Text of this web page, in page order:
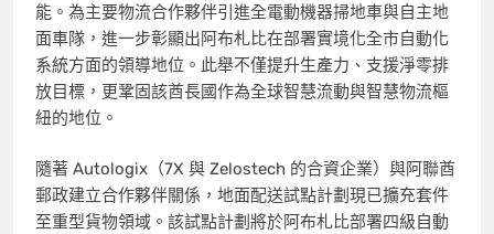
能。為主要物流合作夥伴引進全電動機器掃地車與自主地
面車隊，進一步彰顯出阿布札比在部署實境化全市自動化
系統方面的領導地位。此舉不僅提升生產力、支援淨零排
放目標，更鞏固該酋長國作為全球智慧流動與智慧物流樞
紐的地位。
隨著 Autologix（7X 與 Zelostech 的合資企業）與阿聯酋
郵政建立合作夥伴關係，地面配送試點計劃現已擴充套件
至重型貨物領域。該試點計劃將於阿布札比部署四級自動